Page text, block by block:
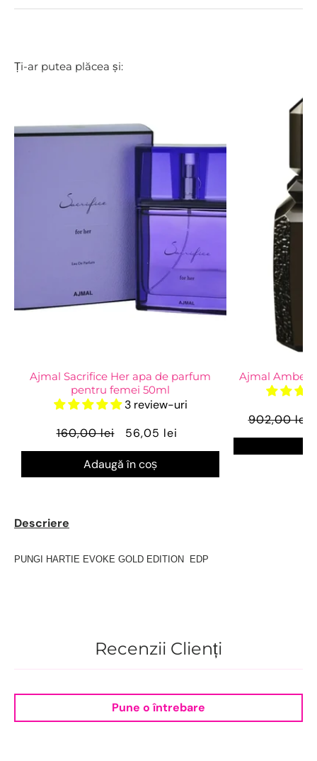
Ți-ar putea plăcea și:
Ajmal Sacrifice Her apa de parfum
pentru femei 50ml
3 review-uri
160,00 lei
56,05 lei
Adaugă în coș
Ajmal Amber
902,00 lei
Descriere
PUNGI HARTIE EVOKE GOLD EDITION EDP
Recenzii Clienți
Pune o întrebare